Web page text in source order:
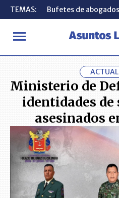
TEMAS: Bufetes de abogados
INICIO ACTUALIDAD
TEMAS: Bufetes de abogados
Ministerio de
identidades
asesinados